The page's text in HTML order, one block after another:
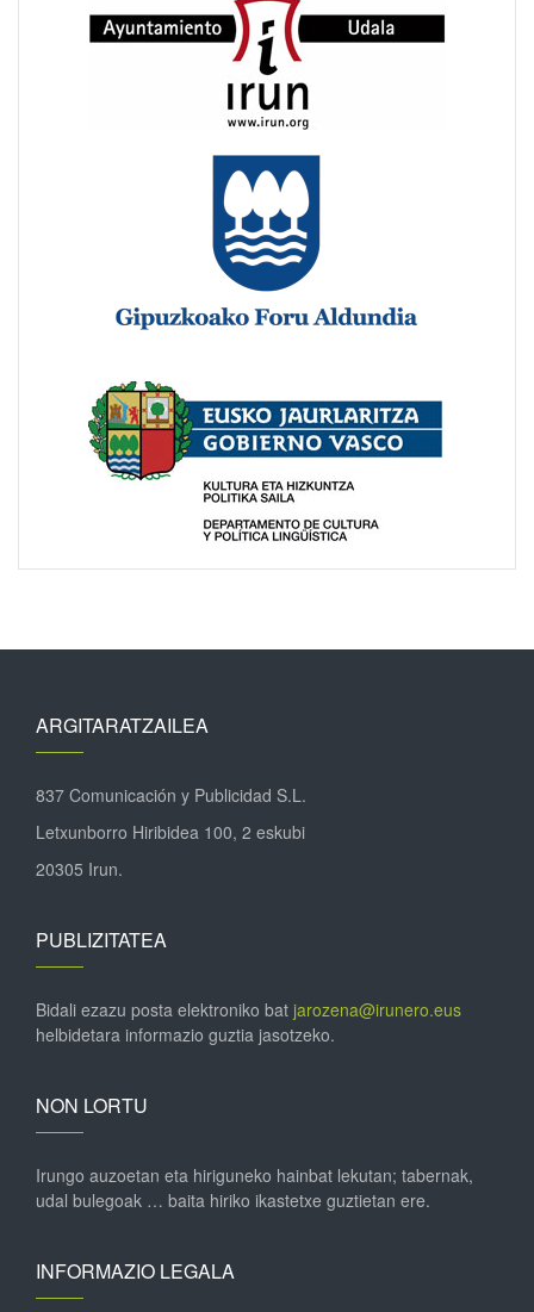
ARGITARATZAILEA
837 Comunicación y Publicidad S.L.
Letxunborro Hiribidea 100, 2 eskubi
20305 Irun.
PUBLIZITATEA
Bidali ezazu posta elektroniko bat jarozena@irunero.eus
helbidetara informazio guztia jasotzeko.
NON LORTU
Irungo auzoetan eta hiriguneko hainbat lekutan; tabernak,
udal bulegoak … baita hiriko ikastetxe guztietan ere.
INFORMAZIO LEGALA